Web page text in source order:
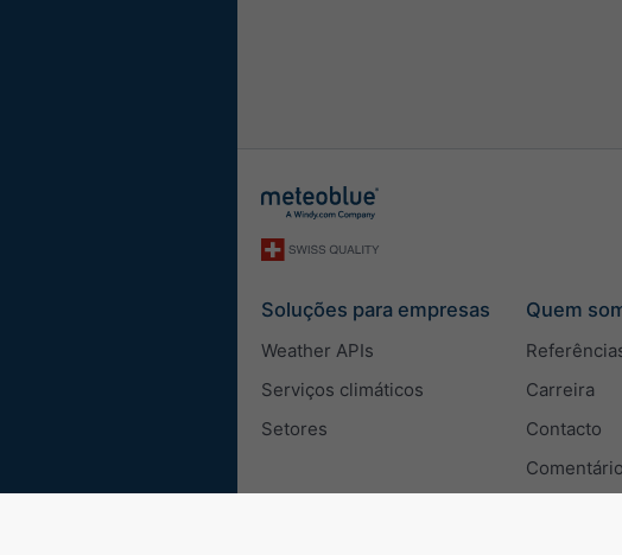
Soluções para empresas
Weather APIs
Serviços climáticos
Setores
Quem
Carreira
Contacto